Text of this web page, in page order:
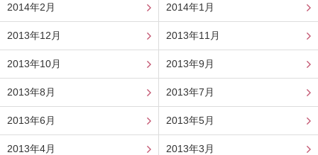
2014年2月 2014年1月
2013年12月 2013年11月
2013年10月 2013年9月
2013年8月 2013年7月
2013年6月 2013年5月
2013年4月 2013年3月